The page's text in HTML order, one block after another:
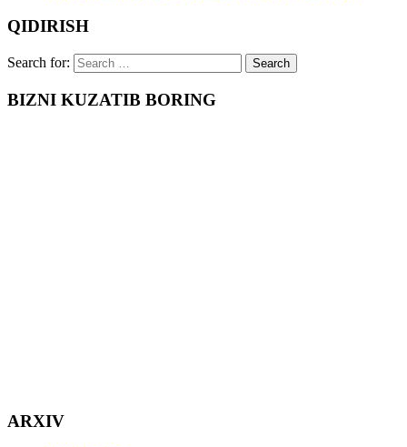
QIDIRISH
Search for:
BIZNI KUZATIB BORING
ARXIV